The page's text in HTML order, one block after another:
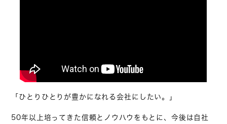
「ひとりひとりが豊かになれる会社にしたい。」
50年以上培ってきた信頼とノウハウをもとに、今後は自社